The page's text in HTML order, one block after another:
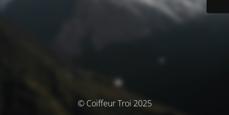
© Coiffeur Troi 2025